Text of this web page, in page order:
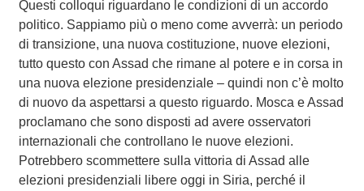
Questi colloqui riguardano le condizioni di un accordo
politico. Sappiamo più o meno come avverrà: un periodo
di transizione, una nuova costituzione, nuove elezioni,
tutto questo con Assad che rimane al potere e in corsa in
una nuova elezione presidenziale – quindi non c’è molto
di nuovo da aspettarsi a questo riguardo. Mosca e Assad
proclamano che sono disposti ad avere osservatori
internazionali che controllano le nuove elezioni.
Potrebbero scommettere sulla vittoria di Assad alle
elezioni presidenziali libere oggi in Siria, perché il